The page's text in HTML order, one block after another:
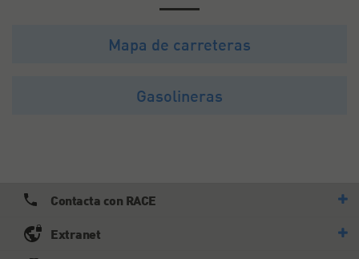
Mapa de carreteras
Gasolineras
Contacta con RACE
Extranet